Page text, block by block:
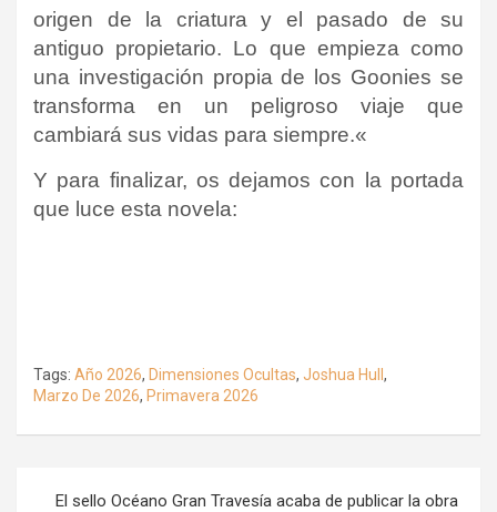
origen de la criatura y el pasado de su
antiguo propietario. Lo que empieza como
una investigación propia de los Goonies se
transforma en un peligroso viaje que
cambiará sus vidas para siempre.«
Y para finalizar, os dejamos con la portada
que luce esta novela:
Tags: Año 2026, Dimensiones Ocultas, Joshua Hull ,
Marzo De 2026, Primavera 2026
El sello Océano Gran Travesía acaba de publicar la obra